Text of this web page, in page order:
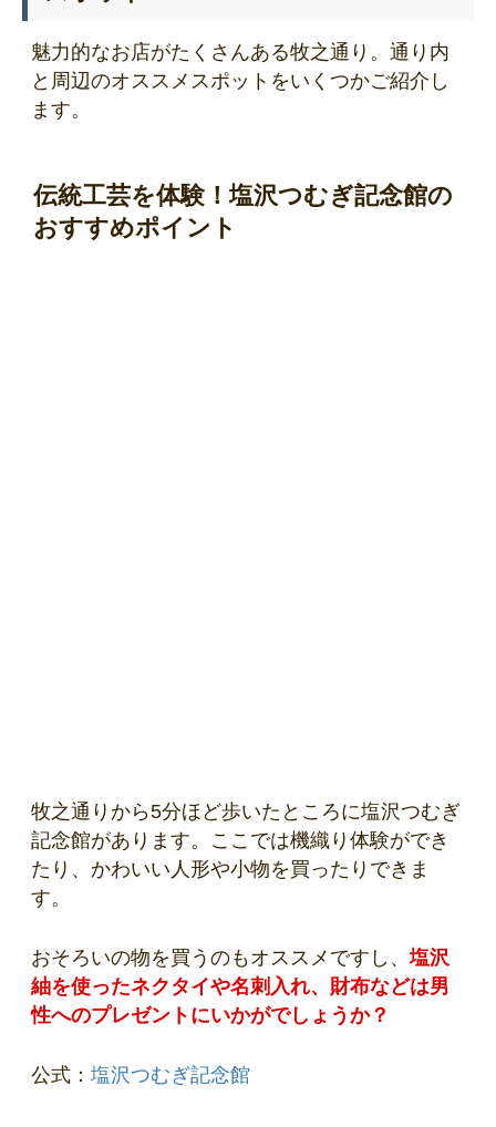
魅力的なお店がたくさんある牧之通り。通り内
と周辺のオススメスポットをいくつかご紹介し
ます。
伝統工芸を体験！塩沢つむぎ記念館の
おすすめポイント
牧之通りから5分ほど歩いたところに塩沢つむぎ
記念館があります。ここでは機織り体験ができ
たり、かわいい人形や小物を買ったりできま
す。
おそろいの物を買うのもオススメですし、塩沢
紬を使ったネクタイや名刺入れ、財布などは男
性へのプレゼントにいかがでしょうか？
公式： 塩沢つむぎ記念館